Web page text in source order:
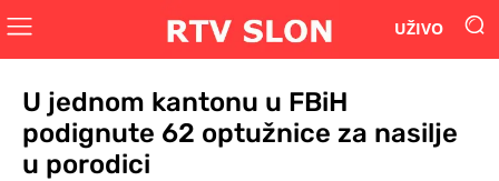
UŽIVO
U jednom kantonu u FBiH
podignute 62 optužnice za nasilje
u porodici